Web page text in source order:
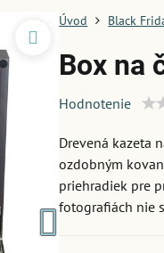
Úvod Black
Box na
Hodnotenie
Drevená kazeta
ozdobným
priehradiek pre
fotografiách nie